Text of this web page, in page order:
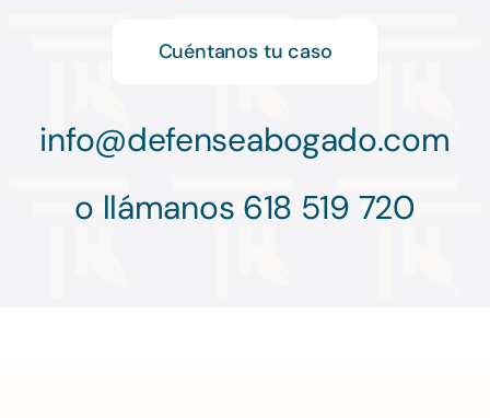
Cuéntanos tu caso
info@defenseabogado.com
o llámanos 618 519 720